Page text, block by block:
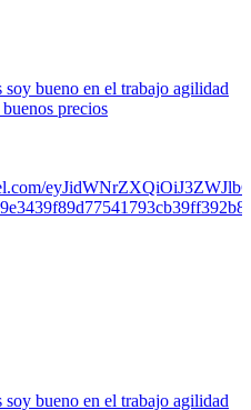
bueno en el trabajo agilidad
precios
bueno en el trabajo agilidad